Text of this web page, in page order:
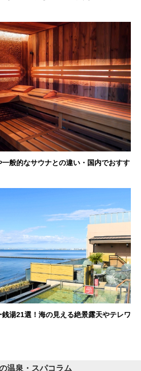
般的なサウナとの違い・国内でおすす
湯21選！海の見える絶景露天やテレワ
温泉・スパコラム